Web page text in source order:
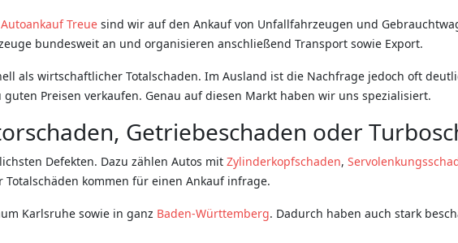
Autoankauf Treue sind wir auf den Ankauf von Unfallfahrzeugen und
bundesweit an und organisieren anschließend Transport sowie Export.
als wirtschaftlicher Totalschaden. Im Ausland ist die Nachfrage jedoch oft
Preisen verkaufen. Genau auf diesen Markt haben wir uns spezialisiert.
Getriebeschaden oder
Defekten. Dazu zählen Autos mit Zylinderkopfschaden,
Totalschäden kommen für einen Ankauf infrage.
Karlsruhe sowie in ganz Baden-Württemberg. Dadurch haben auch stark